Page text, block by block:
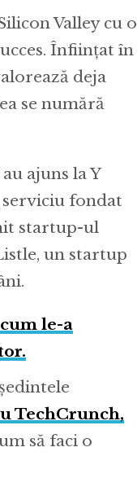
Valley cu o
Înființat în
deja
se numără
ajuns la Y
fondat
startup-ul
un startup
le-a
TechCrunch,
să faci o